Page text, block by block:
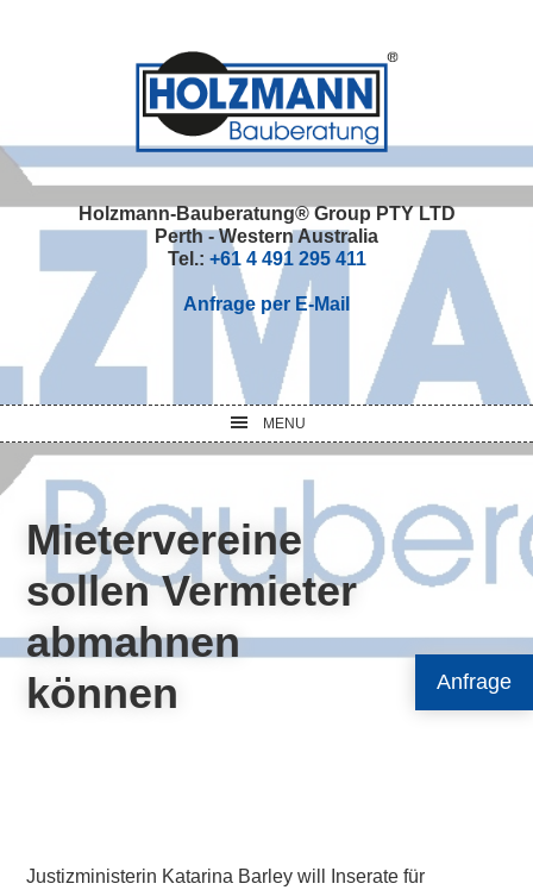
Anfrage
Holzmann-Bauberatung® Group PTY LTD
Perth - Western Australia
Tel.: +61 4 491 295 411
Anfrage per E-Mail
MENU
Mietervereine
sollen Vermieter
abmahnen
können
Justizministerin Katarina Barley will Inserate für